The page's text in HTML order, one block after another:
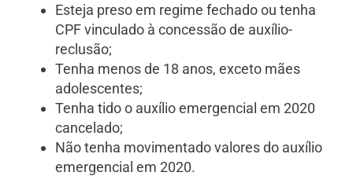
Esteja preso em regime fechado ou tenha
CPF vinculado à concessão de auxílio-
reclusão;
Tenha menos de 18 anos, exceto mães
adolescentes;
Tenha tido o auxílio emergencial em 2020
cancelado;
Não tenha movimentado valores do auxílio
emergencial em 2020.